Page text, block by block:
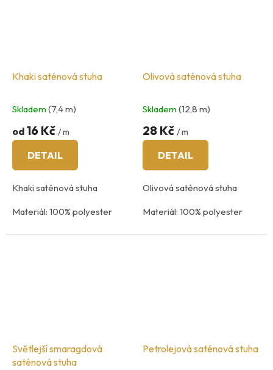
Khaki saténová stuha
Skladem(7,4 m)
od 16 Kč / m
DETAIL
Khaki saténová stuha
Materiál: 100% polyester
Údržba: praní na 40°C
Olivová saténová stuha
Skladem(12,8 m)
28 Kč / m
DETAIL
Olivová saténová stuha
Materiál: 100% polyester
Údržba: praní na 40°C
Světlejší smaragdová
saténová stuha
Petrolejová saténová stuha